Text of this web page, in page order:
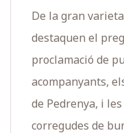
De la gran
destaquen el
proclamació de
acompanyants,
de Pedrenya, i
corregudes de